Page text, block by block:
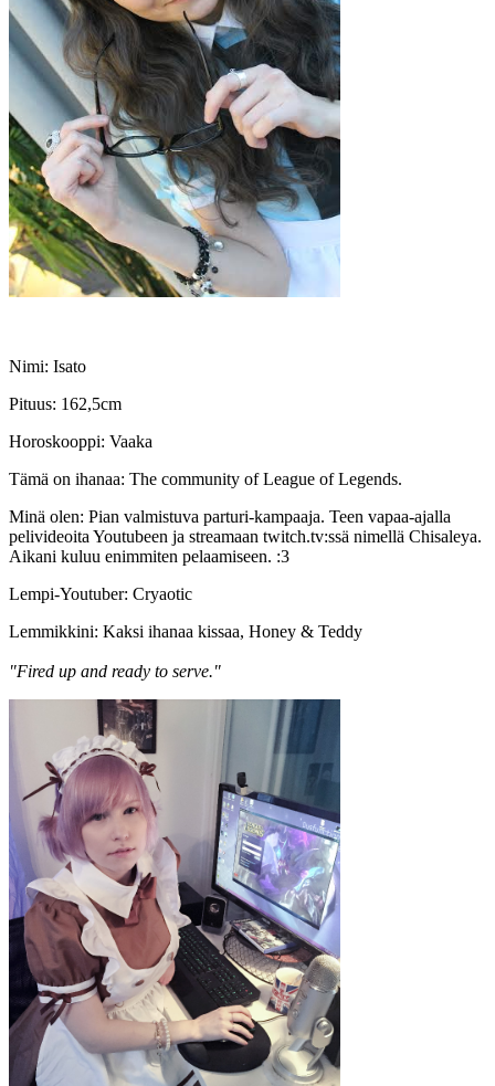
Nimi: Isato
Pituus: 162,5cm
Horoskooppi: Vaaka
Tämä on ihanaa: The community of League of Legends.
Minä olen: Pian valmistuva parturi-kampaaja. Teen vapaa-ajalla
pelivideoita Youtubeen ja streamaan twitch.tv:ssä nimellä Chisaleya.
Aikani kuluu enimmiten pelaamiseen. :3
Lempi-Youtuber: Cryaotic
Lemmikkini: Kaksi ihanaa kissaa, Honey & Teddy
"Fired up and ready to serve."